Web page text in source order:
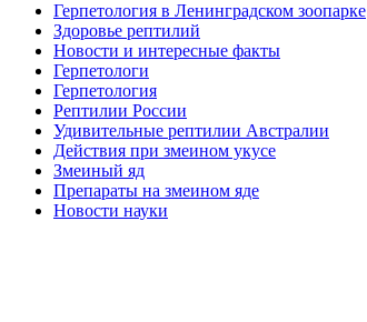
Герпетология в Ленинградском зоопарке
Здоровье рептилий
Новости и интересные факты
Герпетологи
Герпетология
Рептилии России
Удивительные рептилии Австралии
Действия при змеином укусе
Змеиный яд
Препараты на змеином яде
Новости науки